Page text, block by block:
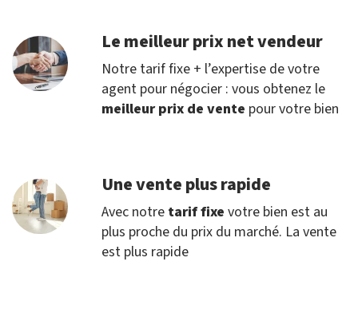
Le meilleur prix net vendeur
Notre tarif fixe + l’expertise de votre
agent pour négocier : vous obtenez le
meilleur prix de vente pour votre bien
Une vente plus rapide
Avec notre tarif fixe votre bien est au
plus proche du prix du marché. La vente
est plus rapide